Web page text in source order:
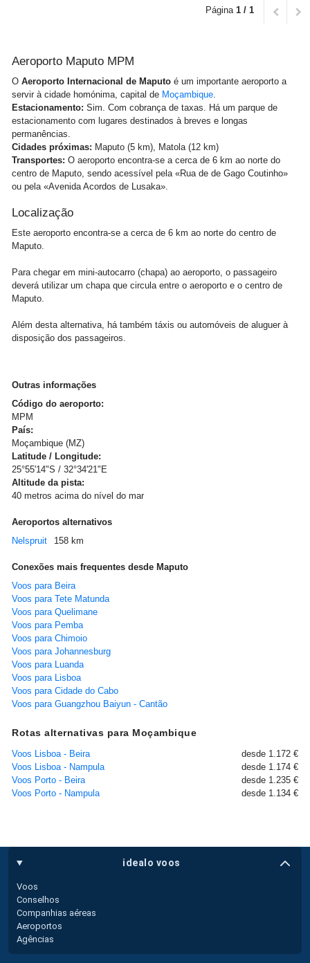
Página 1 / 1
Aeroporto Maputo MPM
O Aeroporto Internacional de Maputo é um importante aeroporto a
servir à cidade homónima, capital de Moçambique
Estacionamento: Sim. Com cobrança de taxas. Há um parque de
estacionamento com lugares destinados à breves e longas
permanências.
Cidades próximas: Maputo (5 km), Matola (12 km)
Transportes: O aeroporto encontra-se a cerca de 6 km ao norte do
centro de Maputo, sendo acessível pela «Rua de de Gago Coutinho»
ou pela «Avenida Acordos de Lusaka».
Localização
Este aeroporto encontra-se a cerca de 6 km ao norte do centro de
Maputo.
Para chegar em mini-autocarro (chapa) ao aeroporto, o passageiro
deverá utilizar um chapa que circula entre o aeroporto e o centro de
Maputo.
Além desta alternativa, há também táxis ou automóveis de aluguer à
disposição dos passageiros.
Outras informações
Código do aeroporto:
MPM
País:
Moçambique (MZ)
Latitude / Longitude:
25°55'14"S / 32°34'21"E
Altitude da pista:
40 metros acima do nível do mar
Aeroportos alternativos
Nelspruit
158 km
Conexões mais frequentes desde Maputo
Voos para Beira
Voos para Tete Matunda
Voos para Quelimane
Voos para Pemba
Voos para Chimoio
Voos para Johannesburg
Voos para Luanda
Voos para Lisboa
Voos para Cidade do Cabo
Voos para Guangzhou Baiyun - Cantão
Rotas alternativas para Moçambique
Voos Lisboa - Beira
desde 1.172 €
Voos Lisboa - Nampula
desde 1.174 €
Voos Porto - Beira
desde 1.235 €
Voos Porto - Nampula
desde 1.134 €
idealo voos
Voos
Conselhos
Companhias aéreas
Aeroportos
Agências